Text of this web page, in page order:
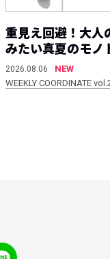
重見え回避！大人
みたい真夏のモノ
2026.08.06
NEW
WEEKLY COORDINATE